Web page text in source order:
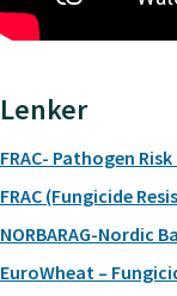
Lenker
FRAC- Pathogen
FRAC (Fungicide
NORBARAG-Nordic
EuroWheat –